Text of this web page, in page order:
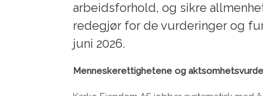
arbeidsforhold, og sikre
redegjør for de vurderinger og
juni 2026.
Menneskerettighetene og